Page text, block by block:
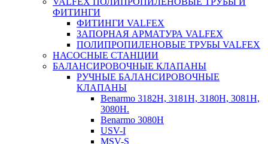
ФИТИНГИ
ФИТИНГИ VALFEX
ЗАПОРНАЯ АРМАТУРА VALFEX
ПОЛИПРОПИЛЕНОВЫЕ ТРУБЫ VALFEX
НАСОСНЫЕ СТАНЦИИ
БАЛАНСИРОВОЧНЫЕ КЛАПАНЫ
РУЧНЫЕ БАЛАНСИРОВОЧНЫЕ
КЛАПАНЫ
Benarmo 3182H, 3181Н, 3180Н, 3081Н,
3080Н.
Benarmo 3080H
USV-I
MSV-S